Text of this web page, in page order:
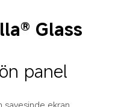
Glass
panel